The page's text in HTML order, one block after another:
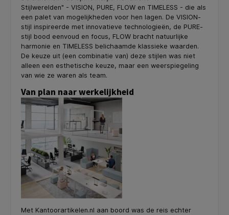
Stijlwerelden" - VISION, PURE, FLOW en TIMELESS - die als
een palet van mogelijkheden voor hen lagen. De VISION-
stijl inspireerde met innovatieve technologieën, de PURE-
stijl bood eenvoud en focus, FLOW bracht natuurlijke
harmonie en TIMELESS belichaamde klassieke waarden.
De keuze uit (een combinatie van) deze stijlen was niet
alleen een esthetische keuze, maar een weerspiegeling
van wie ze waren als team.
Van plan naar werkelijkheid
Met Kantoorartikelen.nl aan boord was de reis echter